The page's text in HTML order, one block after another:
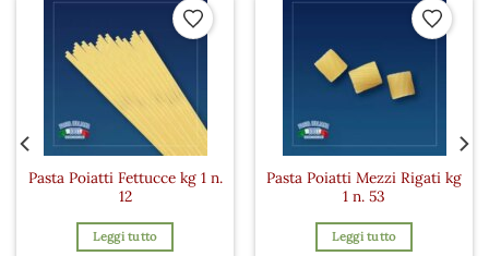
Aggiungi ai preferiti
Pasta Poiatti Fettucce kg 1 n.
12
Leggi tutto
Pasta Poiatti Mezzi Rigati kg
1 n. 53
Leggi tutto